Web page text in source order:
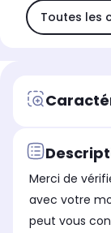
Toutes les
Merci de
avec votre
peut vous